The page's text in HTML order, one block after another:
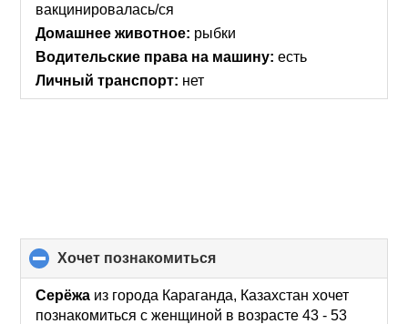
вакцинировалась/ся
Домашнее животное: рыбки
Водительские права на машину: есть
Личный транспорт: нет
хочет познакомиться
to
collapse
contents
Серёжа из города Караганда, Казахстан хочет
познакомиться с женщиной в возрасте 43 - 53